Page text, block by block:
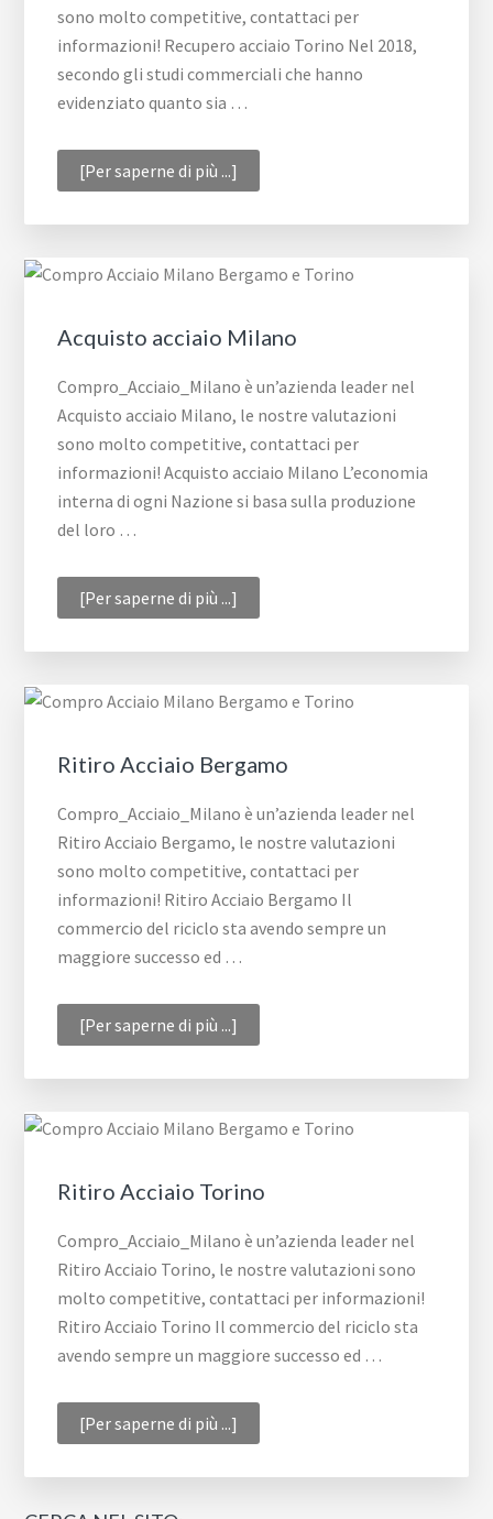
sono molto competitive, contattaci per
informazioni! Recupero acciaio Torino Nel 2018,
secondo gli studi commerciali che hanno
evidenziato quanto sia …
[Per saperne di più ...]
acciaio
Torino
Acquisto acciaio Milano
Compro_Acciaio_Milano è un’azienda leader nel
Acquisto acciaio Milano, le nostre valutazioni
sono molto competitive, contattaci per
informazioni! Acquisto acciaio Milano L’economia
interna di ogni Nazione si basa sulla produzione
del loro …
[Per saperne di più ...]
acciaio
Milano
Ritiro Acciaio Bergamo
Compro_Acciaio_Milano è un’azienda leader nel
Ritiro Acciaio Bergamo, le nostre valutazioni
sono molto competitive, contattaci per
informazioni! Ritiro Acciaio Bergamo Il
commercio del riciclo sta avendo sempre un
maggiore successo ed …
[Per saperne di più ...]
Acciaio
Bergamo
Ritiro Acciaio Torino
Compro_Acciaio_Milano è un’azienda leader nel
Ritiro Acciaio Torino, le nostre valutazioni sono
molto competitive, contattaci per informazioni!
Ritiro Acciaio Torino Il commercio del riciclo sta
avendo sempre un maggiore successo ed …
[Per saperne di più ...]
Acciaio
Torino